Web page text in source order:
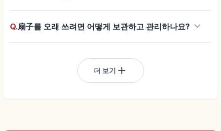
Q.扇子를 오래 쓰려면 어떻게 보관하고 관리하나요? keyboard_arrow_down
더 보기 add